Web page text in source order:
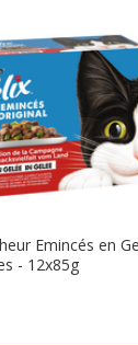
Emincés en
- 12x85g